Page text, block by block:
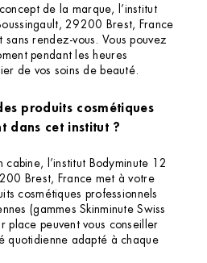
de la marque, l’institut
29200 Brest, France
sans rendez-vous. Vous pouvez
pendant les heures
de vos soins de beauté.
produits cosmétiques
dans cet institut ?
cabine, l’institut Bodyminute 12
Brest, France met à votre
cosmétiques professionnels
(gammes Skinminute Swiss
place peuvent vous conseiller
quotidienne adapté à chaque